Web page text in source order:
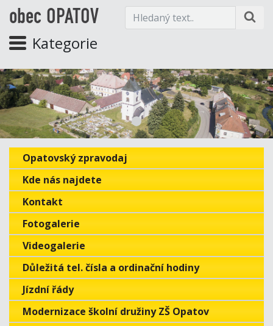
obec OPATOV
Kategorie
Opatovský zpravodaj
Kde nás najdete
Kontakt
Fotogalerie
Videogalerie
Důležitá tel. čísla a ordinační hodiny
Jízdní řády
Modernizace školní družiny ZŠ Opatov